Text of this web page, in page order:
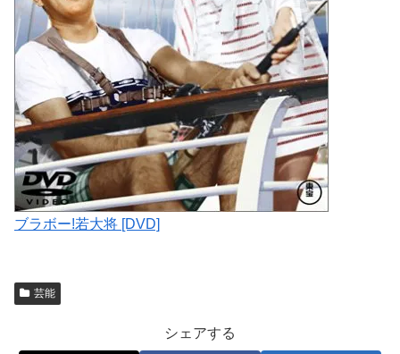
ブラボー!若大将 [DVD]
芸能
シェアする